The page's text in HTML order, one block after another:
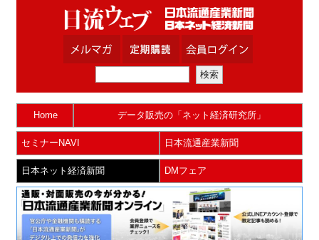
Home データ販売の「ネット経済研究所」
セミナーNAVI 日本流通産業新聞
日本ネット経済新聞 DMフェア